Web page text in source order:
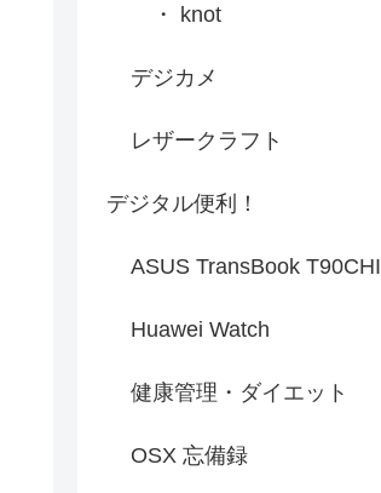
・ knot
デジカメ
レザークラフト
デジタル便利！
ASUS TransBook T90CHI
Huawei Watch
健康管理・ダイエット
OSX 忘備録